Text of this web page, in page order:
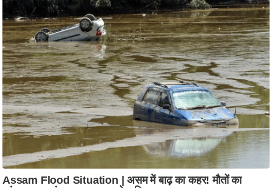
मी
क्षा
ध
र्म
ज्यो
ति
ष
प्र
म
हि